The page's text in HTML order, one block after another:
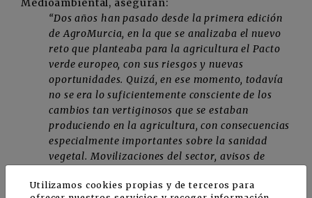
Medioambiental, aseguran:
“Dos años han pasado desde la primera edición
de AgroMurcia, en la que se analizaba el nuevo
reto que planteaba para la agricultura el Pacto
verde europeo, con sus riesgos y nuevas
oportunidades. Quizá, en ese momento, todavía
no se era lo suficientemente consciente de los
cambios tan vertiginosos que se estaban
produciendo en la agricultura, con consecuencias
especialmente importantes sobre la sanidad
vegetal. Movilizaciones del sector, avisos de
plagas están dando la voz de alarma de los
Utilizamos cookies propias y de terceros para